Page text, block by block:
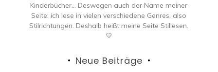
Kinderbücher… Deswegen auch der Name meiner
Seite: ich lese in vielen verschiedene Genres, also
Stilrichtungen. Deshalb heißt meine Seite Stillesen.
💛
Neue Beiträge